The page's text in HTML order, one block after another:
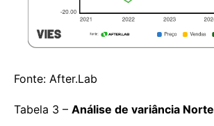
Fonte: After.Lab
Tabela 3 – Análise de variância Norte